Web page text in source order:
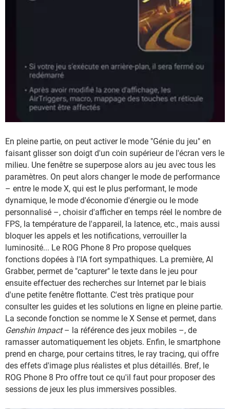
En pleine partie, on peut activer le mode "Génie du jeu" en
faisant glisser son doigt d'un coin supérieur de l'écran vers le
milieu. Une fenêtre se superpose alors au jeu avec tous les
paramètres. On peut alors changer le mode de performance
– entre le mode X, qui est le plus performant, le mode
dynamique, le mode d'économie d'énergie ou le mode
personnalisé –, choisir d'afficher en temps réel le nombre de
FPS, la température de l'appareil, la latence, etc., mais aussi
bloquer les appels et les notifications, verrouiller la
luminosité... Le ROG Phone 8 Pro propose quelques
fonctions dopées à l'IA fort sympathiques. La première, AI
Grabber, permet de "capturer" le texte dans le jeu pour
ensuite effectuer des recherches sur Internet par le biais
d'une petite fenêtre flottante. C'est très pratique pour
consulter les guides et les solutions en ligne en pleine partie.
La seconde fonction se nomme le X Sense et permet, dans
Genshin Impact– la référence des jeux mobiles –, de
ramasser automatiquement les objets. Enfin, le smartphone
prend en charge, pour certains titres, le ray tracing, qui offre
des effets d'image plus réalistes et plus détaillés. Bref, le
ROG Phone 8 Pro offre tout ce qu'il faut pour proposer des
sessions de jeux les plus immersives possibles.